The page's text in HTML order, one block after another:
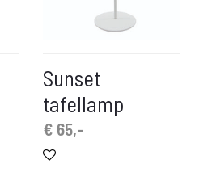
Sunset
tafellamp
€ 65,-